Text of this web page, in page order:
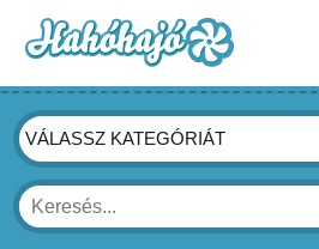
VÁLASSZ KATEGÓRIÁT